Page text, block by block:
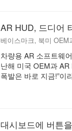
AR HUD, 드디어
베이스마크, 북미
차량용 AR 소프트웨
난해 미국 OEM과
폭발은 바로 지금!”이
대시보드에 버튼